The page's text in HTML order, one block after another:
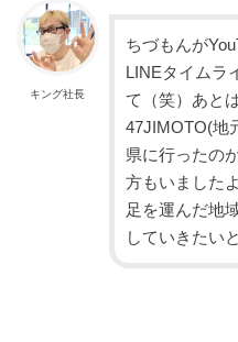
キング社長
ちづもんが
LINEタイムラ
て（笑）あと
47JIMOTO(地
県に行ったの
方もいました
足を運んだ地
していきたい